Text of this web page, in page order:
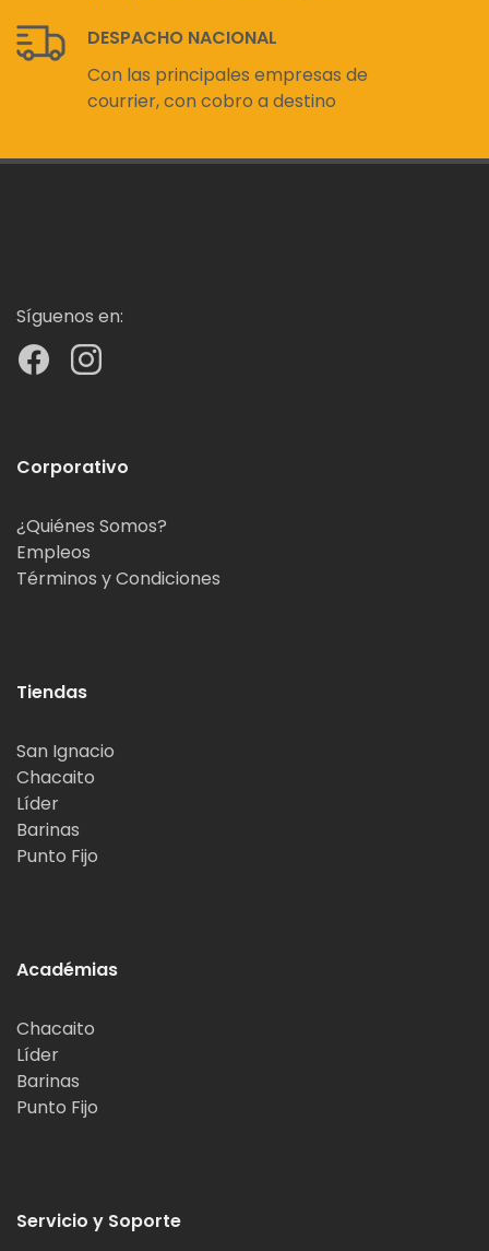
DESPACHO NACIONAL
Con las principales empresas de
courrier, con cobro a destino
Síguenos en:
Corporativo
¿Quiénes Somos?
Empleos
Términos y Condiciones
Tiendas
San Ignacio
Chacaito
Líder
Barinas
Punto Fijo
Académias
Chacaito
Líder
Barinas
Punto Fijo
Servicio y Soporte